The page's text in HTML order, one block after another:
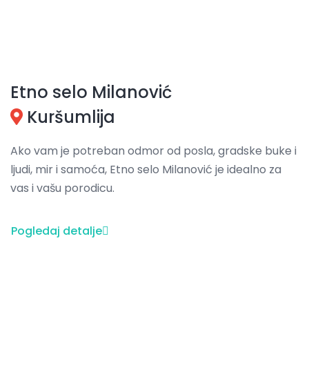
Etno selo Milanović
Kuršumlija
Ako vam je potreban odmor od posla, gradske buke i
ljudi, mir i samoća, Etno selo Milanović je idealno za
vas i vašu porodicu.
Pogledaj detalje